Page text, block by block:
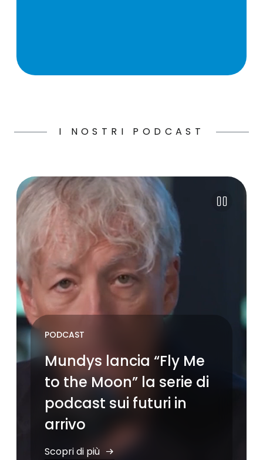
I NOSTRI PODCAST
PODCAST
Mundys lancia “Fly Me
to the Moon” la serie di
podcast sui futuri in
arrivo
Scopri di più